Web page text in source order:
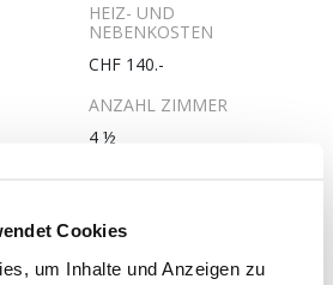
Cookies
um Inhalte und Anzeigen zu
HEIZ- UND
NEBENKOSTEN
CHF 140.-
ANZAHL ZIMMER
4 ½
UNVERZINST